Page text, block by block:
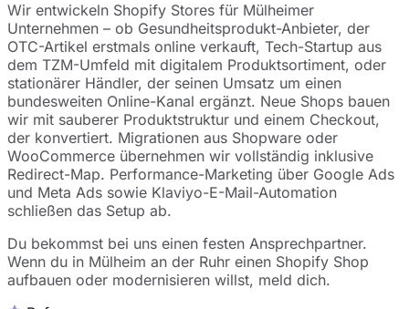
Wir entwickeln Shopify Stores für Mülheimer
Unternehmen – ob Gesundheitsprodukt-Anbieter, der
OTC-Artikel erstmals online verkauft, Tech-Startup aus
dem TZM-Umfeld mit digitalem Produktsortiment, oder
stationärer Händler, der seinen Umsatz um einen
bundesweiten Online-Kanal ergänzt. Neue Shops bauen
wir mit sauberer Produktstruktur und einem Checkout,
der konvertiert. Migrationen aus Shopware oder
WooCommerce übernehmen wir vollständig inklusive
Redirect-Map. Performance-Marketing über Google Ads
und Meta Ads sowie Klaviyo-E-Mail-Automation
schließen das Setup ab.
Du bekommst bei uns einen festen Ansprechpartner.
Wenn du in Mülheim an der Ruhr einen Shopify Shop
aufbauen oder modernisieren willst, meld dich.